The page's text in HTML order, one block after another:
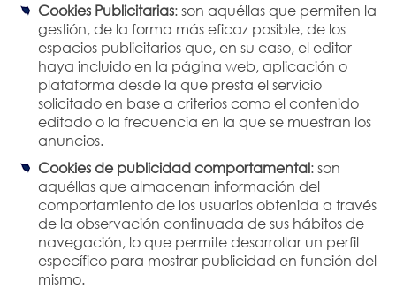
Cookies Publicitarias: son aquéllas que permiten la
gestión, de la forma más eficaz posible, de los
espacios publicitarios que, en su caso, el editor
haya incluido en la página web, aplicación o
plataforma desde la que presta el servicio
solicitado en base a criterios como el contenido
editado o la frecuencia en la que se muestran los
anuncios.
Cookies de publicidad comportamental: son
aquéllas que almacenan información del
comportamiento de los usuarios obtenida a través
de la observación continuada de sus hábitos de
navegación, lo que permite desarrollar un perfil
específico para mostrar publicidad en función del
mismo.